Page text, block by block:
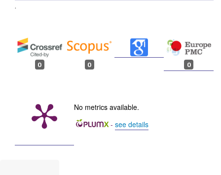
.
0 0 0
No metrics available.
- see details